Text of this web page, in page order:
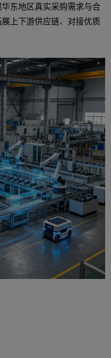
东地区真实采购需求与合
上下游供应链、对接优质